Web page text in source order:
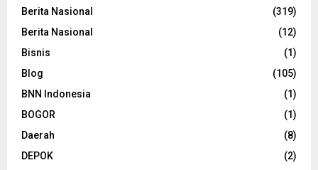
Berita Nasional
(319)
Berita Nasional
(12)
Bisnis
(1)
Blog
(105)
BNN Indonesia
(1)
BOGOR
(1)
Daerah
(8)
DEPOK
(2)